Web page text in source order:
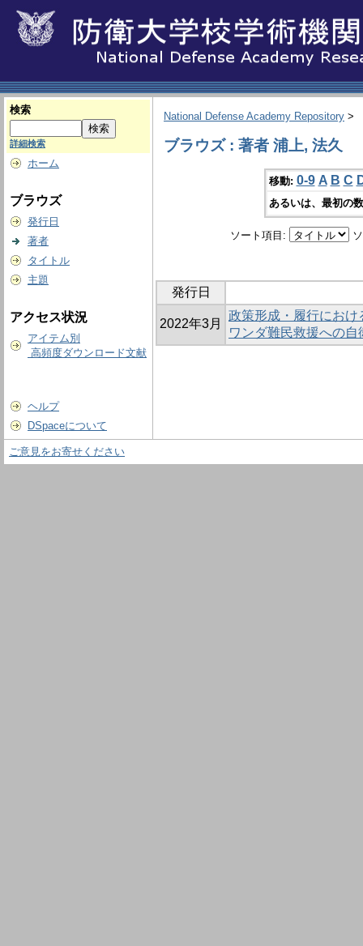
検索
詳細検索
ホーム
ブラウズ
発行日
著者
タイトル
主題
アクセス状況
アイテム別
高頻度ダウンロード文献
ヘルプ
DSpaceについて
National Defense Academy Repository >
ブラウズ : 著者 浦上, 法久
移動: 0-9 A B C
あるいは、最初の
ソート項目:
発行日
2022年3月
政策形成・履行にお
ワンダ難民救援への
ご意見をお寄せください